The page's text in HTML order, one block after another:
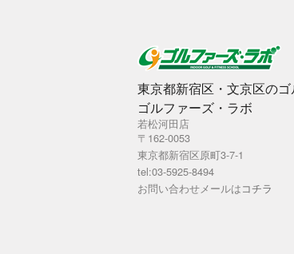
東京都新宿区・文京区の
ゴルファーズ・ラボ
若松河田店
〒162-0053
東京都新宿区原町3-7-1
tel:03-5925-8494
お問い合わせメールはコチラ